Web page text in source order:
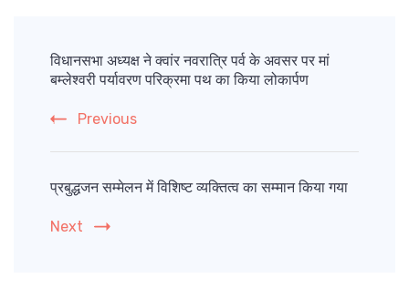
Navigation
विधानसभा अध्यक्ष ने क्वांर नवरात्रि पर्व के अवसर पर मां
बम्लेश्वरी पर्यावरण परिक्रमा पथ का किया लोकार्पण
Previous
प्रबुद्धजन सम्मेलन में विशिष्ट व्यक्तित्व का सम्मान किया गया
Next